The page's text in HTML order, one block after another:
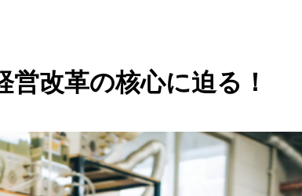
営改革の核心に迫る！